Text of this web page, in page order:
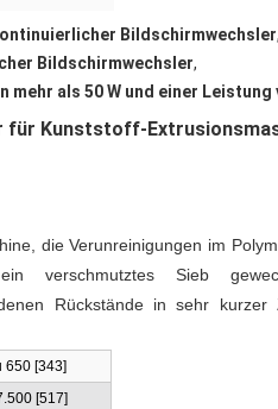
Bildschirmwechsler,
Bildschirmwechsler,
mehr als 50 W und einer Leistung
für Kunststoff-
die Verunreinigungen im
verschmutztes Sieb
Rückstände in sehr
650 [343]
[517]